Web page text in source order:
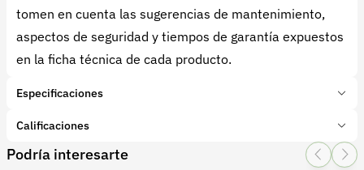
tomen en cuenta las sugerencias de mantenimiento,
aspectos de seguridad y tiempos de garantía expuestos
en la ficha técnica de cada producto.
Especificaciones
Marca:
BELLOTA
Tipo de producto:Insumo
Calificaciones
Podría interesarte